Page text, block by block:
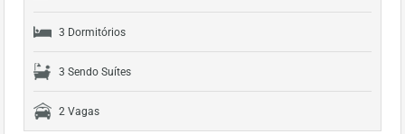
3 Dormitórios
3 Sendo Suítes
2 Vagas